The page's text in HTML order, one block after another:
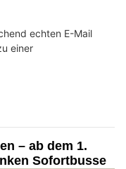
echten E-Mail
einer
– ab dem 1.
Sofortbusse